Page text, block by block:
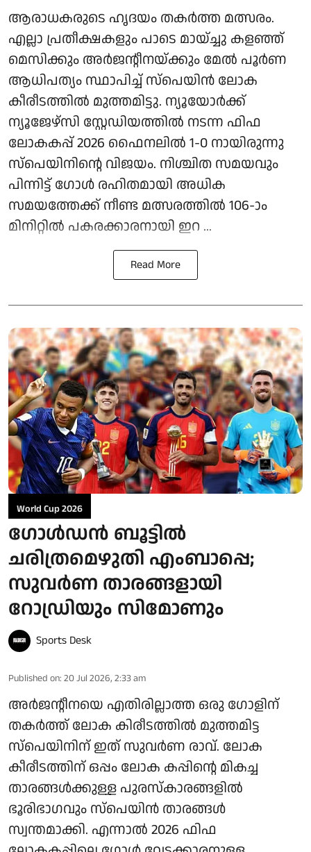
ആരാധകരുടെ ഹൃദയം തകര്‍ത്ത മത്സരം.
എല്ലാ പ്രതീക്ഷകളും പാടെ മായ്ച്ചു കളഞ്ഞ്
മെസിക്കും അര്‍ജന്റീനയ്ക്കും മേല്‍ പൂര്‍ണ
ആധിപത്യം സ്ഥാപിച്ച് സ്‌പെയിന്‍ ലോക
കീരീടത്തില്‍ മുത്തമിട്ടു. ന്യൂയോര്‍ക്ക്
ന്യൂജേഴ്സി സ്റ്റേഡിയത്തില്‍ നടന്ന ഫിഫ
ലോകകപ്പ് 2026 ഫൈനലില്‍ 1-0 നായിരുന്നു
സ്‌പെയിനിന്റെ വിജയം. നിശ്ചിത സമയവും
പിന്നിട്ട് ഗോള്‍ രഹിതമായി അധിക
സമയത്തേക്ക് നീണ്ട മത്സരത്തില്‍ 106-ാം
മിനിറ്റില്‍ പകരക്കാരനായി ഇറ ...
Read More
World Cup 2026
ഗോള്‍ഡന്‍ ബൂട്ടില്‍
ചരിത്രമെഴുതി എംബാപ്പെ;
സുവര്‍ണ താരങ്ങളായി
റോഡ്രിയും സിമോണും
Sports Desk
Published on: 20 Jul 2026, 2:33 am
അര്‍ജന്റീനയെ എതിരില്ലാത്ത ഒരു ഗോളിന്
തകര്‍ത്ത് ലോക കിരീടത്തില്‍ മുത്തമിട്ട
സ്‌പെയിനിന് ഇത് സുവര്‍ണ രാവ്. ലോക
കീരീടത്തിന് ഒപ്പം ലോക കപ്പിന്റെ മികച്ച
താരങ്ങള്‍ക്കുള്ള പുരസ്‌കാരങ്ങളില്‍
ഭൂരിഭാഗവും സ്‌പെയിന്‍ താരങ്ങള്‍
സ്വന്തമാക്കി. എന്നാല്‍ 2026 ഫിഫ